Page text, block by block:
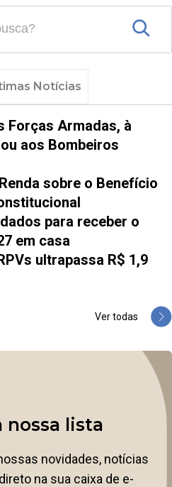
Notícias
Forças Armadas, à
aos Bombeiros
sobre o Benefício
para receber o
em casa
ultrapassa R$ 1,9
Ver todas
nossa lista
novidades, notícias
na sua caixa de e-